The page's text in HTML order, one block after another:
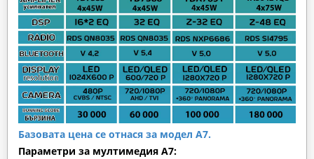
Базовата цена се отнася за модел А7.
Параметри за мултимедия A7: